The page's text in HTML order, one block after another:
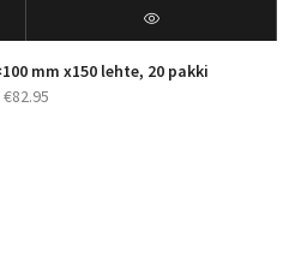
mm x150 lehte, 20 pakki
€82.95